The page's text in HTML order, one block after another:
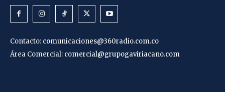
Contacto: comunicaciones@360radio.com.co
Área Comercial: comercial@grupogaviriacano.com